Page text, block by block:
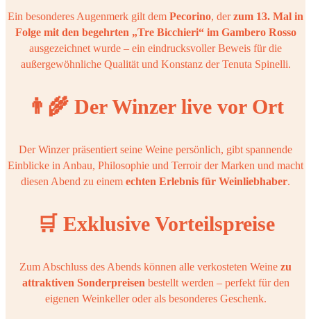
Ein besonderes Augenmerk gilt dem Pecorino, derzum 13. Mal in
Folge mit den begehrten „Tre Bicchieri“ im Gambero Rosso
ausgezeichnet wurde – ein eindrucksvoller Beweis für die
außergewöhnliche Qualität und Konstanz der Tenuta Spinelli.
👨‍🌾 Der Winzer live vor Ort
Der Winzer präsentiert seine Weine persönlich, gibt spannende
Einblicke in Anbau, Philosophie und Terroir der Marken und macht
diesen Abend zu einem echten Erlebnis für Weinliebhaber.
🛒 Exklusive Vorteilspreise
Zum Abschluss des Abends können alle verkosteten Weine zu
attraktiven Sonderpreisen bestellt werden – perfekt für den
eigenen Weinkeller oder als besonderes Geschenk.